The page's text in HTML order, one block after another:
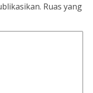
Ruas yang